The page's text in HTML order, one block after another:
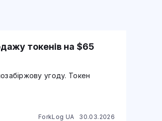
токенів на $65
угоду. Токен
ForkLog UA 30.03.2026